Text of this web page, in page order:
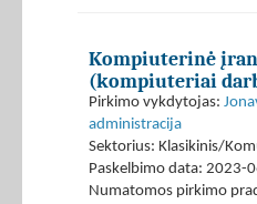
Kompiuterinė
(kompiuteriai
Pirkimo vykdytojas:
administracija
Sektorius: Klasikinis/
Paskelbimo data: 2023-
Numatomos pirkimo